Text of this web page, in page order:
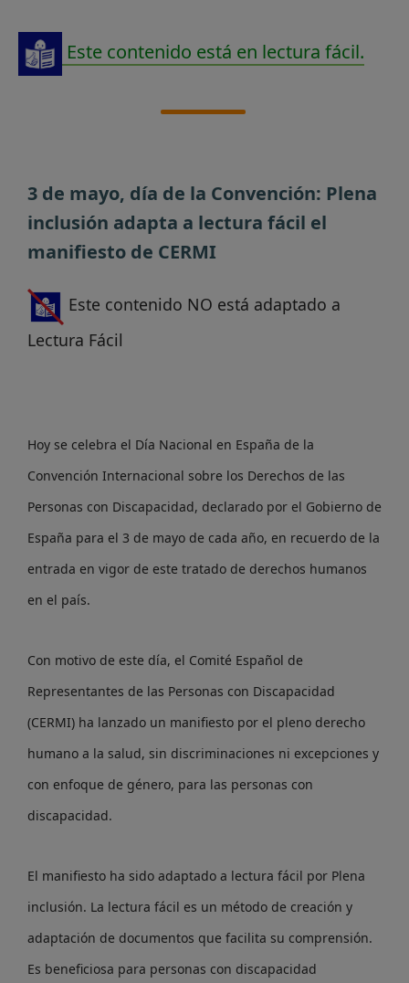
Este contenido está en lectura fácil.
3 de mayo, día de la Convención: Plena
inclusión adapta a lectura fácil el
manifiesto de CERMI
Este contenido NO está adaptado a
Lectura Fácil
Hoy se celebra el Día Nacional en España de la
Convención Internacional sobre los Derechos de las
Personas con Discapacidad, declarado por el Gobierno de
España para el 3 de mayo de cada año, en recuerdo de la
entrada en vigor de este tratado de derechos humanos
en el país.
Con motivo de este día, el Comité Español de
Representantes de las Personas con Discapacidad
(CERMI) ha lanzado un manifiesto por el pleno derecho
humano a la salud, sin discriminaciones ni excepciones y
con enfoque de género, para las personas con
discapacidad.
El manifiesto ha sido adaptado a lectura fácil por Plena
inclusión. La lectura fácil es un método de creación y
adaptación de documentos que facilita su comprensión.
Es beneficiosa para personas con discapacidad